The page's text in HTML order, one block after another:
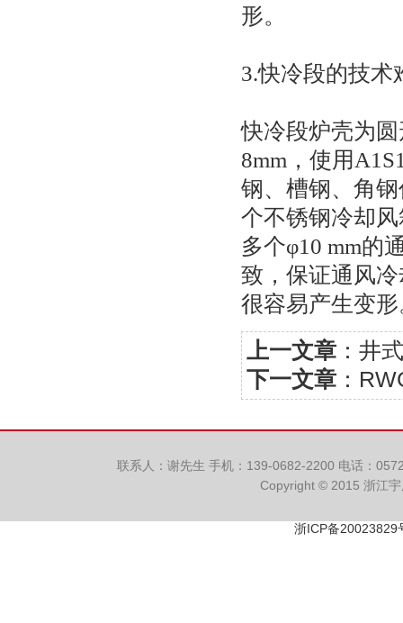
形。
3.快冷段的技术
快冷段炉壳为
8mm，使用
钢、槽钢、角
个不锈钢冷却
多个φ10 mm的
致，保证通风
很容易产生变
上一文章 ： 井
下一文章 ：
联系人：谢先生 手机：139-0682-2200 电话：
Copyright © 2015 浙江
浙ICP备20023829